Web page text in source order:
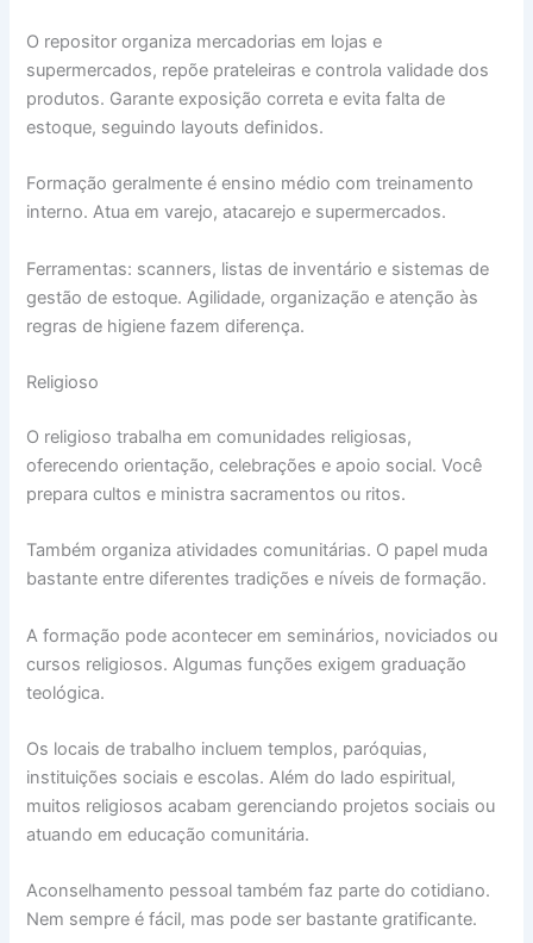
O repositor organiza mercadorias em lojas e
supermercados, repõe prateleiras e controla validade dos
produtos. Garante exposição correta e evita falta de
estoque, seguindo layouts definidos.
Formação geralmente é ensino médio com treinamento
interno. Atua em varejo, atacarejo e supermercados.
Ferramentas: scanners, listas de inventário e sistemas de
gestão de estoque. Agilidade, organização e atenção às
regras de higiene fazem diferença.
Religioso
O religioso trabalha em comunidades religiosas,
oferecendo orientação, celebrações e apoio social. Você
prepara cultos e ministra sacramentos ou ritos.
Também organiza atividades comunitárias. O papel muda
bastante entre diferentes tradições e níveis de formação.
A formação pode acontecer em seminários, noviciados ou
cursos religiosos. Algumas funções exigem graduação
teológica.
Os locais de trabalho incluem templos, paróquias,
instituições sociais e escolas. Além do lado espiritual,
muitos religiosos acabam gerenciando projetos sociais ou
atuando em educação comunitária.
Aconselhamento pessoal também faz parte do cotidiano.
Nem sempre é fácil, mas pode ser bastante gratificante.